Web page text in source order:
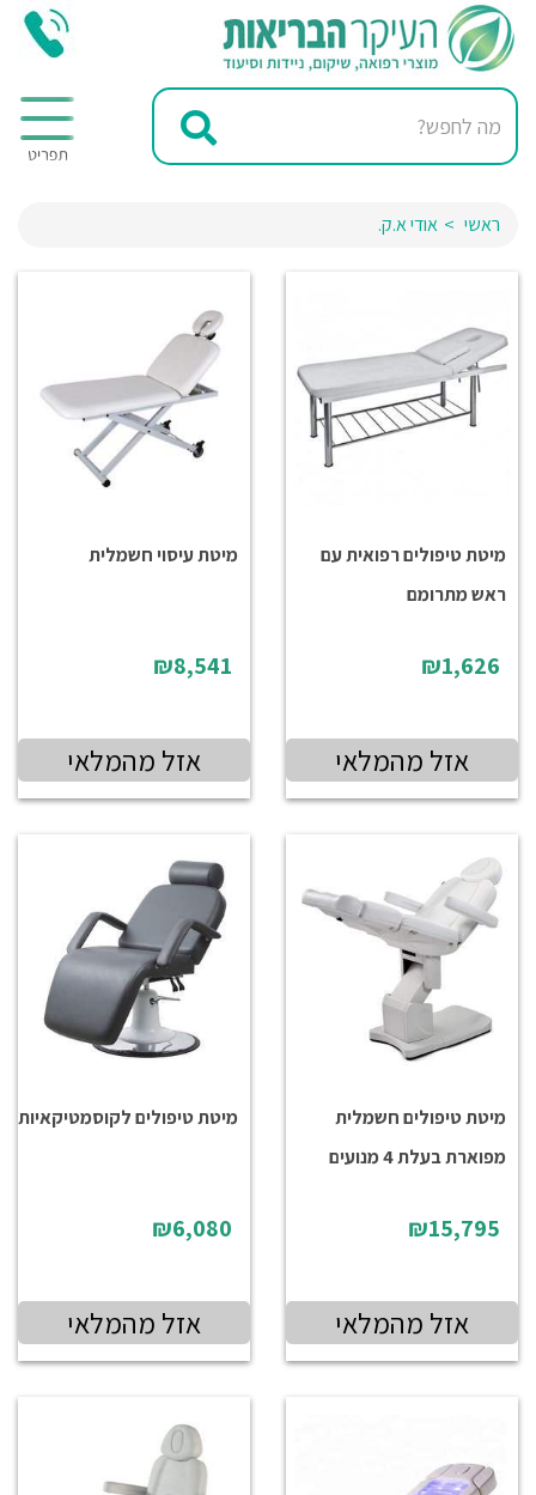
ראשי אודי א.ק.
מיטת טיפולים רפואית עם
ראש מתרומם
₪1,626
אזל מהמלאי
מיטת עיסוי חשמלית
₪8,541
אזל מהמלאי
מיטת טיפולים חשמלית
מפוארת בעלת 4 מנועים
₪15,795
אזל מהמלאי
מיטת טיפולים לקוסמטיקאיות
₪6,080
אזל מהמלאי